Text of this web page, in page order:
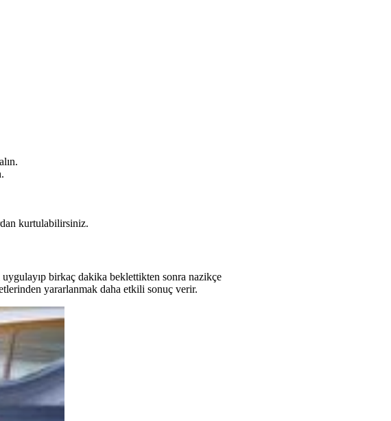
kurtulabilirsiniz.
birkaç dakika beklettikten sonra nazikçe
yararlanmak daha etkili sonuç verir.